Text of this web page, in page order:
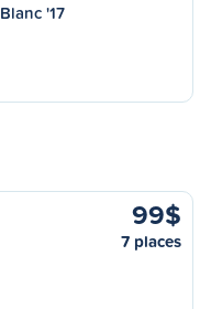
'17
99$
7 places